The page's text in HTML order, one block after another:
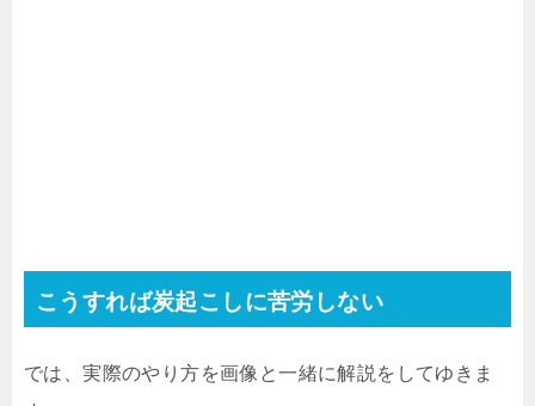
こうすれば炭起こしに苦労しない
では、実際のやり方を画像と一緒に解説をしてゆきま